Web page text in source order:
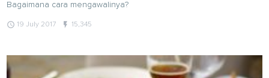
Bagaimana cara mengawalinya?
query_builder 19 July 2017 flash_on 15,345